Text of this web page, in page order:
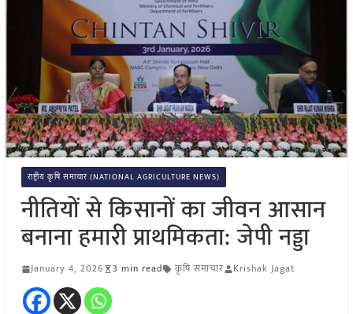
राष्ट्रीय कृषि समाचार (NATIONAL AGRICULTURE NEWS)
नीतियों से किसानों का जीवन आसान
बनाना हमारी प्राथमिकता: जेपी नड्डा
January 4, 2026 3 min read कृषि समाचार Krishak Jagat